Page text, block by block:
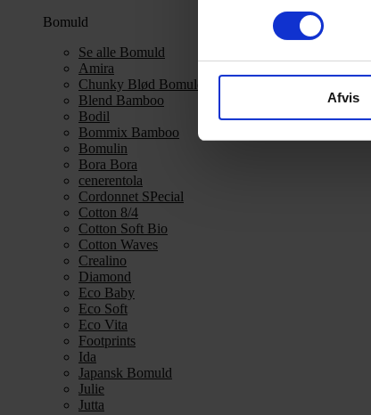
Afvis
Bomuld
Se alle Bomuld
Amira
Chunky Blød Bomuld
Blend Bamboo
Bodil
Bommix Bamboo
Bomulin
Bora Bora
cenerentola
Cordonnet SPecial
Cotton 8/4
Cotton Soft Bio
Cotton Waves
Crealino
Diamond
Eco Baby
Eco Soft
Eco Vita
Footprints
Ida
Japansk Bomuld
Julie
Jutta